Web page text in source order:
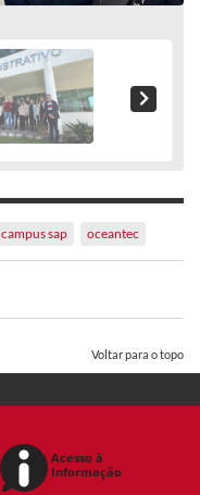
campus sap oceantec
Voltar para o topo